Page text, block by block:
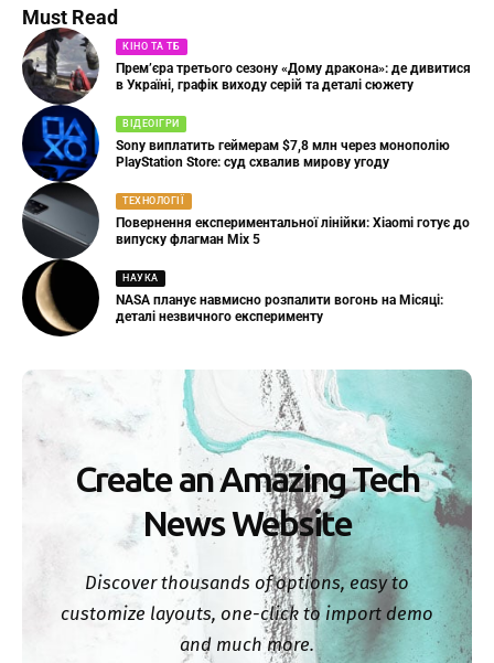
Must Read
КІНО ТА ТБ
Прем’єра третього сезону «Дому дракона»: де дивитися
в Україні, графік виходу серій та деталі сюжету
ВІДЕОІГРИ
Sony виплатить геймерам $7,8 млн через монополію
PlayStation Store: суд схвалив мирову угоду
ТЕХНОЛОГІЇ
Повернення експериментальної лінійки: Xiaomi готує до
випуску флагман Mix 5
НАУКА
NASA планує навмисно розпалити вогонь на Місяці:
деталі незвичного експерименту
Create an Amazing Tech
News Website
Discover thousands of options, easy to
customize layouts, one-click to import demo
and much more.